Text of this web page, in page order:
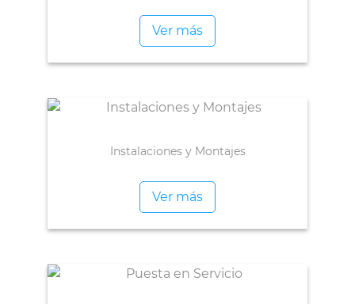
Ver más
Instalaciones y Montajes
Ver más